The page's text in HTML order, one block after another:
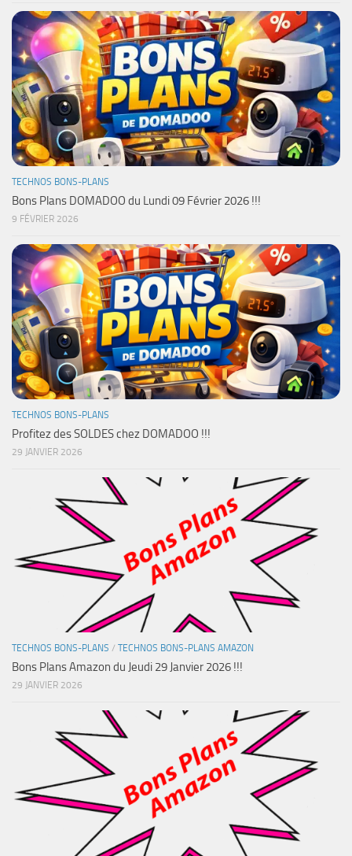
TECHNOS BONS-PLANS
Bons Plans DOMADOO du Lundi 09 Février 2026 !!!
9 FÉVRIER 2026
TECHNOS BONS-PLANS
Profitez des SOLDES chez DOMADOO !!!
29 JANVIER 2026
TECHNOS BONS-PLANS / TECHNOS BONS-PLANS AMAZON
Bons Plans Amazon du Jeudi 29 Janvier 2026 !!!
29 JANVIER 2026